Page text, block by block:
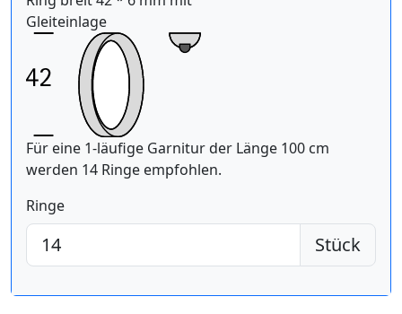
Gleiteinlage
Für eine 1-läufige Garnitur der Länge 100 cm
werden 14 Ringe empfohlen.
Ringe
Stück